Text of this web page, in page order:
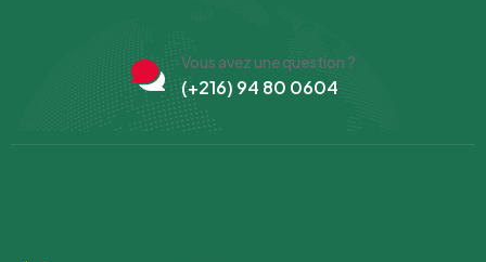
Vous avez une question ?
(+216) 94 80 0604